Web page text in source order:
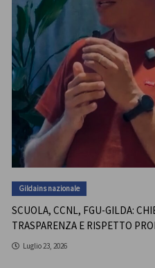
Gildains nazionale
SCUOLA, CCNL, FGU-GILDA:
TRASPARENZA E RISPETTO
Luglio 23, 2026